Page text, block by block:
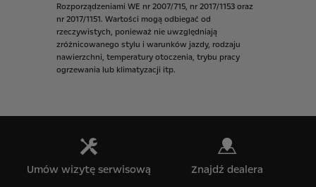
Rozporządzeniami WE nr 2007/715, nr 2017/1153 oraz
nr 2017/1151. Wartości mogą odbiegać od
rzeczywistych, ponieważ nie uwzględniają
zróżnicowanego stylu i warunków jazdy, rodzaju
nawierzchni, temperatury otoczenia, trybu pracy
ogrzewania lub klimatyzacji itp.
Umów wizytę serwisową Znajdź dealera